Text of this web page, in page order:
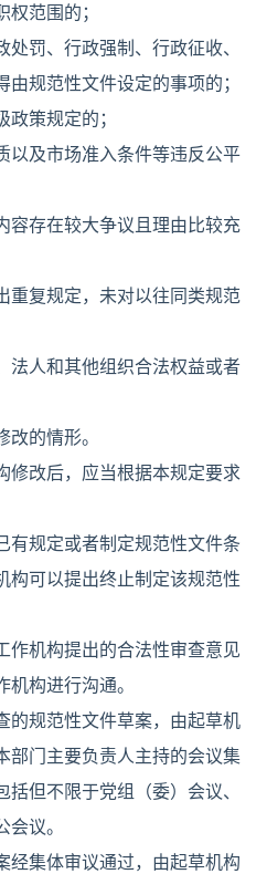
权范围的；
处罚、行政强制、行政征收、
规范性文件设定的事项的；
政策规定的；
以及市场准入条件等违反公平
容存在较大争议且理由比较充
重复规定，未对以往同类规范
法人和其他组织合法权益或者
改的情形。
修改后，应当根据本规定要求
有规定或者制定规范性文件条
构可以提出终止制定该规范性
作机构提出的合法性审查意见
构进行沟通。
的规范性文件草案，由起草机
部门主要负责人主持的会议集
但不限于党组（委）会议、
议。
经集体审议通过，由起草机构